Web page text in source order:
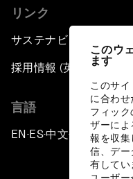
このウ
ます
このサ
に合わせ
フィッ
ザーによ
報を収集
信、デー
有してい
リンク
サステナビリティへの
採用情報 (英語のみ)
言語
EN ▪ ES▪中文▪ 日本語